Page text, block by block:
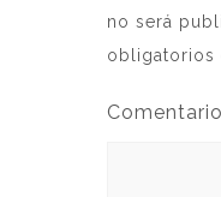
no será
obligatorios
Comentario